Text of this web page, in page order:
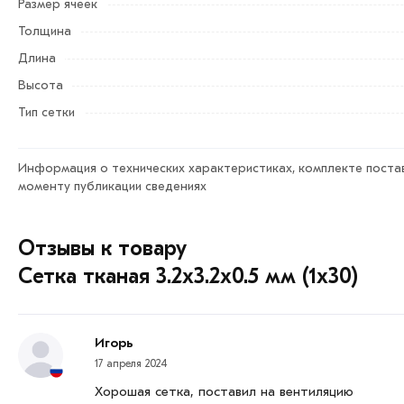
нефтеперерабатывающей, газовой областей.
Москве. Наша цена на металлопродукцию -
металлопрокат есть сертификаты соответствия, гарантии
Условия доставки и цена на товар Сетка тканая
Данний товар от производителя сертифицирован,
Размер ячеек
Толщина
Длина
Высота
Тип сетки
Информация о технических характеристиках, комплекте
моменту публикации сведениях
Отзывы к товару
Сетка тканая 3.2х3.2х0.5 мм (1х30)
Игорь
17 апреля 2024
Хорошая сетка, поставил на вентиляцию